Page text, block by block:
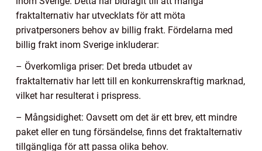
fraktalternativ har utvecklats för att möta
privatpersoners behov av billig frakt. Fördelarna med
billig frakt inom Sverige inkluderar:
– Överkomliga priser: Det breda utbudet av
fraktalternativ har lett till en konkurrenskraftig marknad,
vilket har resulterat i prispress.
– Mångsidighet: Oavsett om det är ett brev, ett mindre
paket eller en tung försändelse, finns det fraktalternativ
tillgängliga för att passa olika behov.